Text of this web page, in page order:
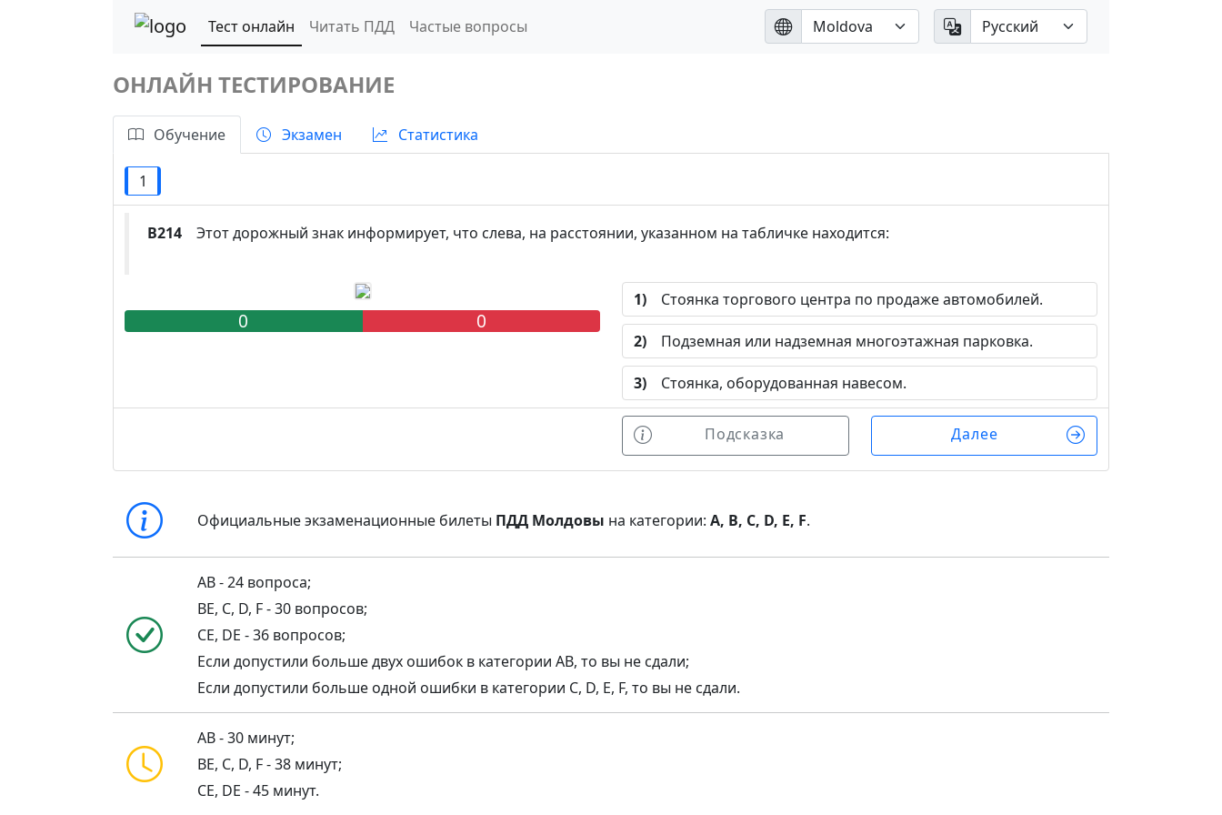
Тест онлайн Читать ПДД Частые вопросы
ОНЛАЙН ТЕСТИРОВАНИЕ
Обучение Экзамен Статистика
1
B214 Этот дорожный знак информирует, что слева, на расстоянии, указанном на табличке находится:
0 0
1) Стоянка торгового центра по продаже автомобилей.
2) Подземная или надземная многоэтажная парковка.
3) Стоянка, оборудованная навесом.
Подсказка Далее
Официальные экзаменационные билеты ПДД Молдовы на категории:A, B, C, D, E, F.
AB - 24 вопроса;
BE, C, D, F - 30 вопросов;
CE, DE - 36 вопросов;
Если допустили больше двух ошибок в категории AB, то вы не сдали;
Если допустили больше одной ошибки в категории C, D, E, F, то вы не сдали.
AB - 30 минут;
BE, C, D, F - 38 минут;
CE, DE - 45 минут.